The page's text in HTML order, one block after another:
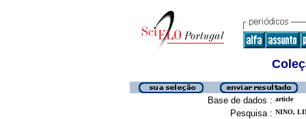
Base de dados : article
Pesquisa : NINO,